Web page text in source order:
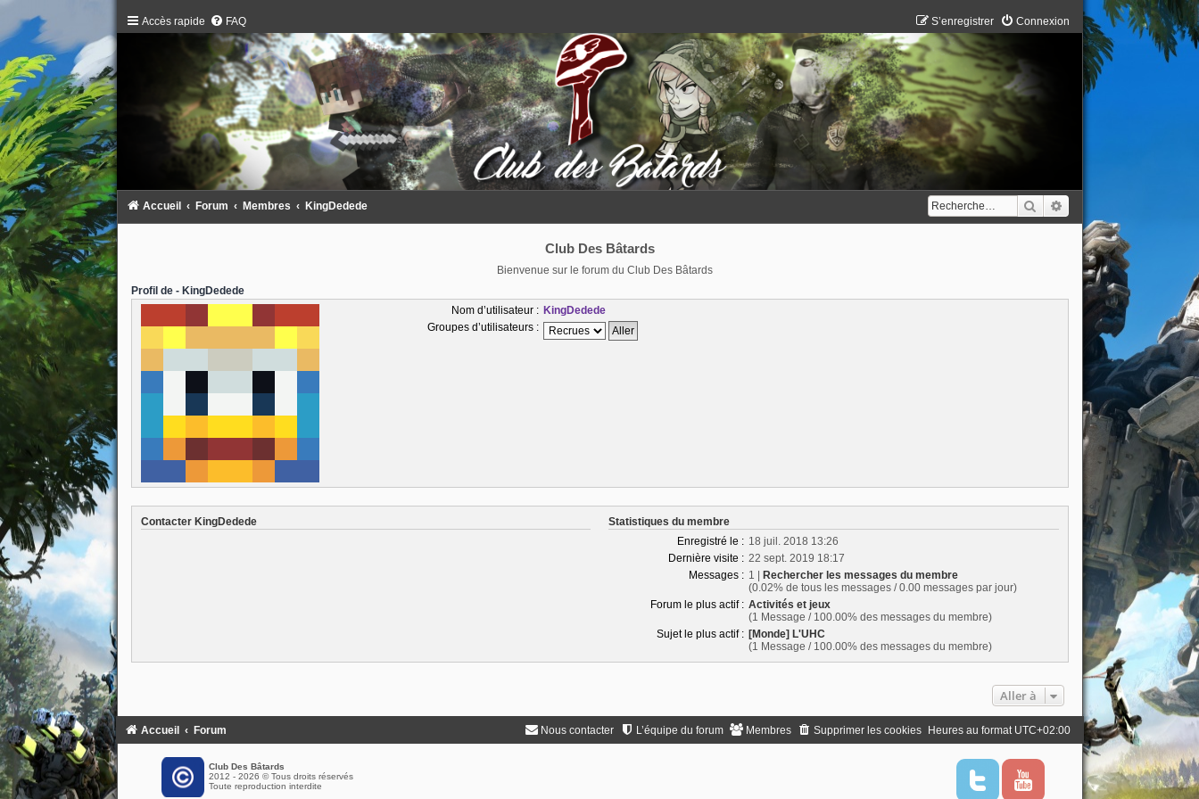
Accès rapide FAQ Connexion
S’enregistrer
Rechercher
Accueil Forum Membres KingDedede
Club Des Bâtards
Bienvenue sur le forum du Club Des Bâtards
Profil de - KingDedede
Nom d’utilisateur : KingDedede
Groupes d’utilisateurs :
Contacter KingDedede Statistiques du membre
Enregistré le : 18 juil. 2018 13:26
Dernière visite : 22 sept. 2019 18:17
Messages : 1 | Rechercher les messages du membre
(0.02% de tous les messages / 0.00 messages par jour)
Forum le plus actif : Activités et jeux
(1 Message / 100.00% des messages du membre)
Sujet le plus actif : [Monde] L'UHC
(1 Message / 100.00% des messages du membre)
Aller à
Accueil Forum Heures au format UTC+02:00
Supprimer les cookies
Membres
L’équipe du forum
Nous contacter
Club Des Bâtards
2012 - 2026 © Tous droits réservés
Toute reproduction interdite
T
Y